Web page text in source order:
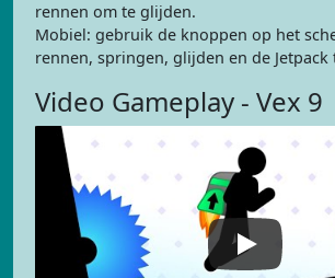
rennen om te glijden.
Mobiel: gebruik de knoppen op het
rennen, springen, glijden en de Jetpack
Video Gameplay - Vex 9